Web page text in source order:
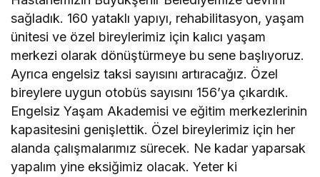
sağladık. 160 yataklı yapıyı, rehabilitasyon, yaşam
ünitesi ve özel bireylerimiz için kalıcı yaşam
merkezi olarak dönüştürmeye bu sene başlıyoruz.
Ayrıca engelsiz taksi sayısını artıracağız. Özel
bireylere uygun otobüs sayısını 156’ya çıkardık.
Engelsiz Yaşam Akademisi ve eğitim merkezlerinin
kapasitesini genişlettik. Özel bireylerimiz için her
alanda çalışmalarımız sürecek. Ne kadar yaparsak
yapalım yine eksiğimiz olacak. Yeter ki